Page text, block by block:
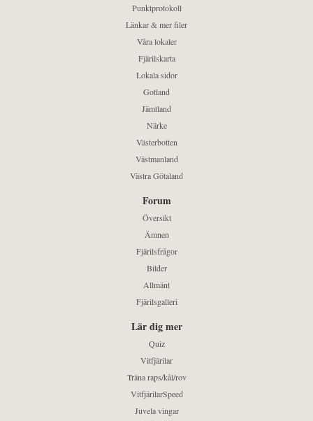
Punktprotokoll
Länkar & mer filer
Våra lokaler
Fjärilskarta
Lokala sidor
Gotland
Jämtland
Närke
Västerbotten
Västmanland
Västra Götaland
Forum
Översikt
Ämnen
Fjärilsfrågor
Bilder
Allmänt
Fjärilsgalleri
Lär dig mer
Quiz
Vitfjärilar
Träna raps/kål/rov
VitfjärilarSpeed
Juvela vingar